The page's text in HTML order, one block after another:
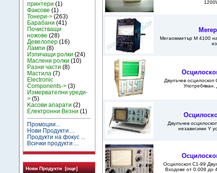
принтери (1)
Факсове (1)
Тонери-> (263)
Барабани (41)
Почистващи
ножове (28)
Девелопер (16)
Лампи (8)
Изпичащи ролки (24)
Маслени ролки (10)
Разни части (8)
Мастила (7)
Electronic
Components-> (3)
Измервателни уреди-
> (5)
Kасови апарати (2)
Електронни Везни (1)
Промоции...
Нови Продукти ...
Продукти на фокус ...
Всички продукти ...
Нови Продукти [още]
Мегаомметър М 4100
Двулъчев
Двулъчев
независими Y
Осцилоскоп С1-99
Входове от 0.008 до